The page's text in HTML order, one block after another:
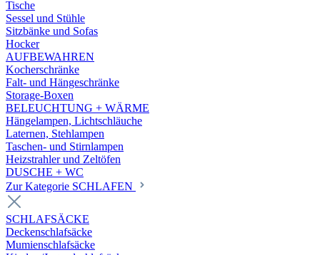
Tische
Sessel und Stühle
Sitzbänke und Sofas
Hocker
AUFBEWAHREN
Kocherschränke
Falt- und Hängeschränke
Storage-Boxen
BELEUCHTUNG + WÄRME
Hängelampen, Lichtschläuche
Laternen, Stehlampen
Taschen- und Stirnlampen
Heizstrahler und Zeltöfen
DUSCHE + WC
Zur Kategorie SCHLAFEN
SCHLAFSÄCKE
Deckenschlafsäcke
Mumienschlafsäcke